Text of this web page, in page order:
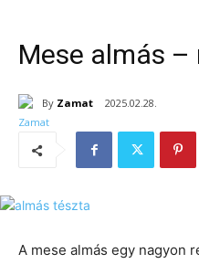
Mese almás –
By Zamat 2025.02.28.
A mese almás egy nagyon